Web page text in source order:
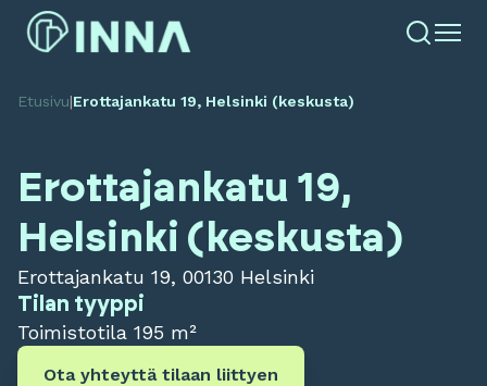
Etusivu|Erottajankatu 19, Helsinki (keskusta)
Erottajankatu 19,
Helsinki (keskusta)
Erottajankatu 19, 00130 Helsinki
Tilan tyyppi
Toimistotila 195 m²
Ota yhteyttä tilaan liittyen